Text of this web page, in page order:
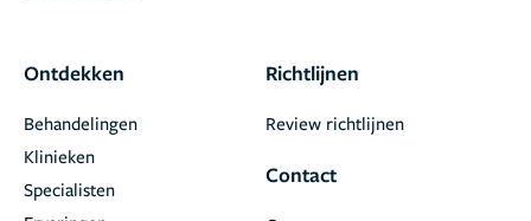
Ontdekken
Behandelingen
Klinieken
Specialisten
Richtlijnen
Review richtlijnen
Contact